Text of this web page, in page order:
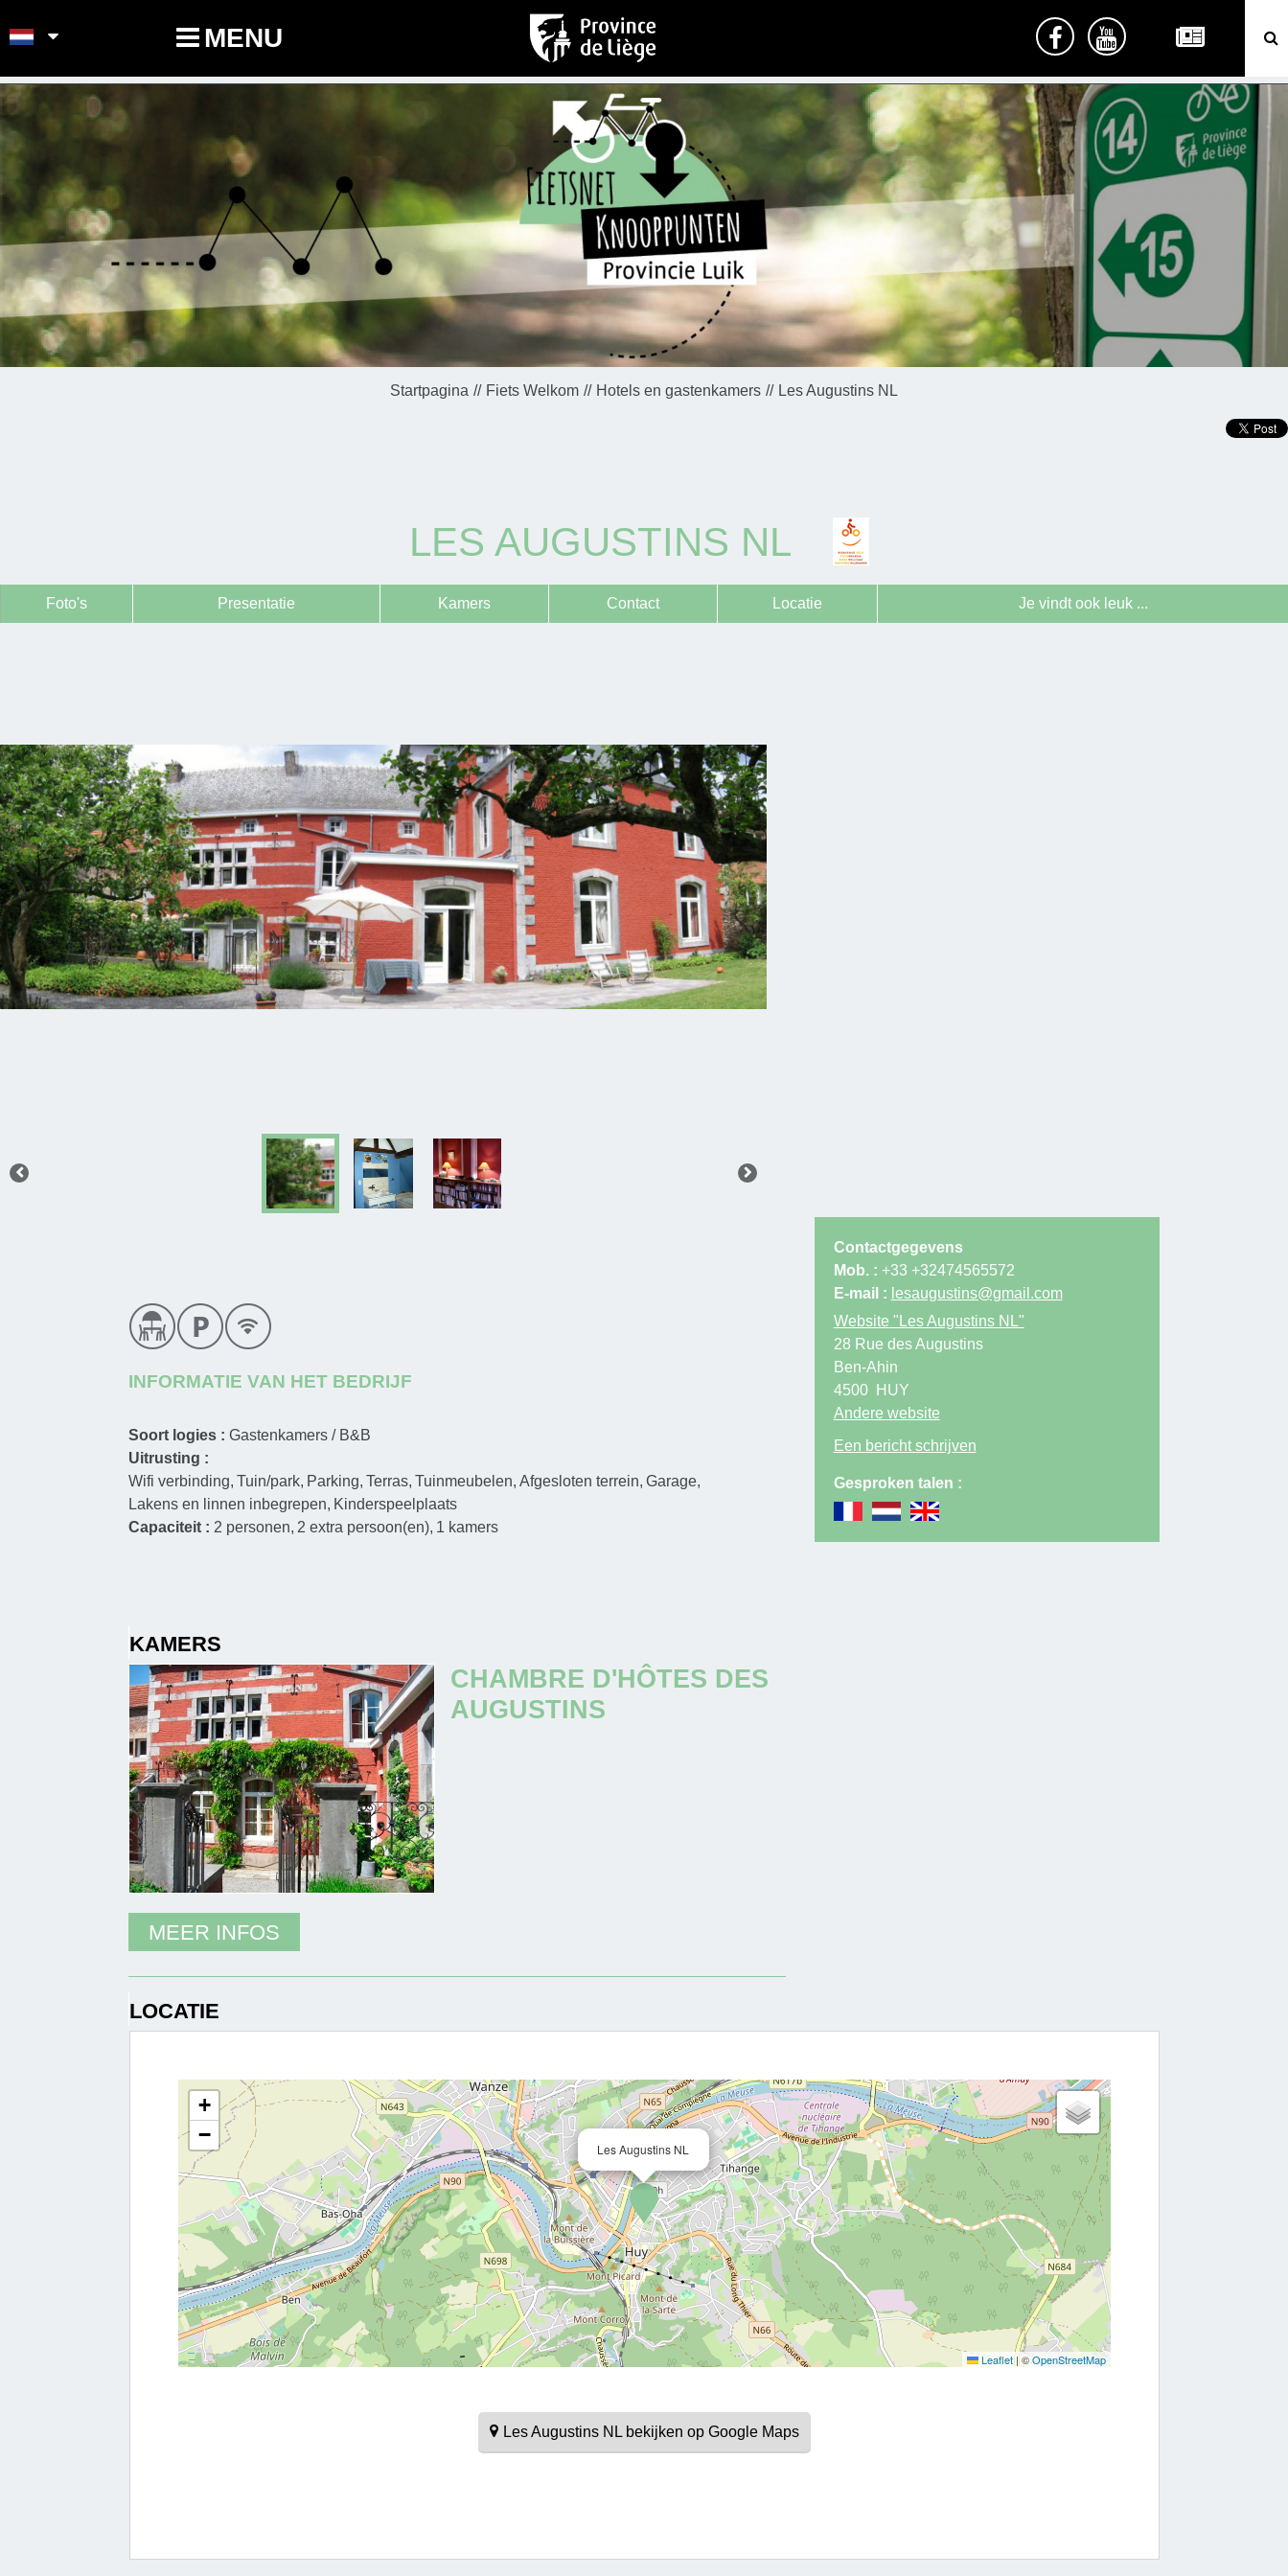
MENU
Startpagina Fiets Welkom Hotels en gastenkamers Les Augustins NL
LES AUGUSTINS NL
Foto's Presentatie Kamers Contact Locatie Je vindt ook leuk ...
INFORMATIE VAN HET BEDRIJF
Soort logies :Gastenkamers / B&B
Uitrusting :
Wifi verbinding Tuin/park Parking Terras Tuinmeubelen Afgesloten terrein Garage
Lakens en linnen inbegrepen Kinderspeelplaats
Capaciteit : 2 personen 2 extra persoon(en) 1 kamers
KAMERS
CHAMBRE D'HÔTES DES
AUGUSTINS
MEER INFOS
Contactgegevens
Mob. : +33 +32474565572
E-mail : lesaugustins@gmail.com
Website "Les Augustins NL"
28 Rue des Augustins
Ben-Ahin
4500
HUY
Andere website
Een bericht schrijven
Gesproken talen :
LOCATIE
Les Augustins NL
+
−
Leaflet | ©OpenStreetMap
Les Augustins NL bekijken op Google Maps